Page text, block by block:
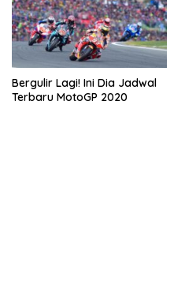
Bergulir Lagi! Ini Dia Jadwal
Terbaru MotoGP 2020